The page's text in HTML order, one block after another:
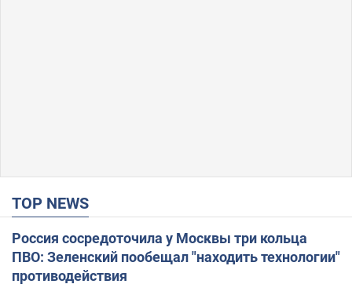
TOP NEWS
Россия сосредоточила у Москвы три кольца
ПВО: Зеленский пообещал "находить технологии"
противодействия